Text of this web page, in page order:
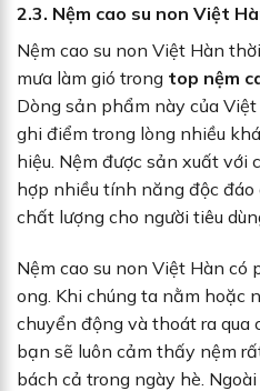
2.3. Nệm cao su non Việt
Nệm cao su non Việt Hàn
mưa làm gió trong top nệm
Dòng sản phẩm này của
ghi điểm trong lòng nhiều
hiệu. Nệm được sản xuất với
hợp nhiều tính năng độc đáo
chất lượng cho người tiêu
Nệm cao su non Việt Hàn có
ong. Khi chúng ta nằm hoặc
chuyển động và thoát ra qua
bạn sẽ luôn cảm thấy nệm
bách cả trong ngày hè.